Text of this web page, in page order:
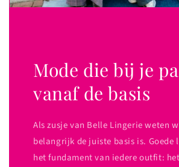
Mode die bij je
vanaf de basis
Als zusje van Belle Lingerie weten
belangrijk de juiste basis is. Goede
het fundament van iedere outfit: